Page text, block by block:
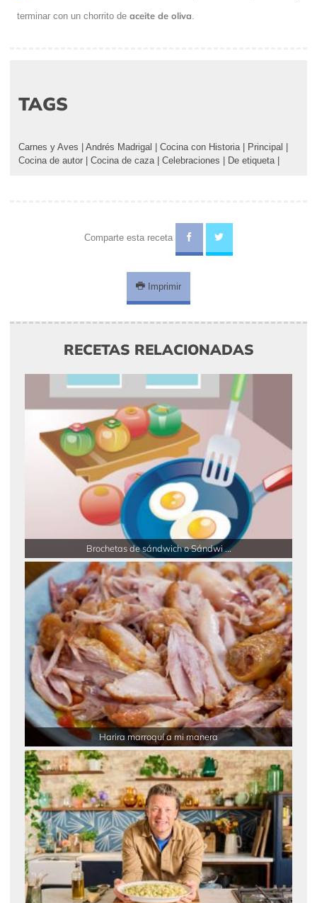
terminar con un chorrito de aceite de oliva
TAGS
Carnes y Aves Andrés Madrigal Cocina con Historia Principal
Cocina de autor
Cocina de caza Celebraciones De etiqueta
Comparte esta receta
Imprimir
RECETAS RELACIONADAS
Brochetas de sándwich o Sándwi ...
Harira marroquí a mi manera